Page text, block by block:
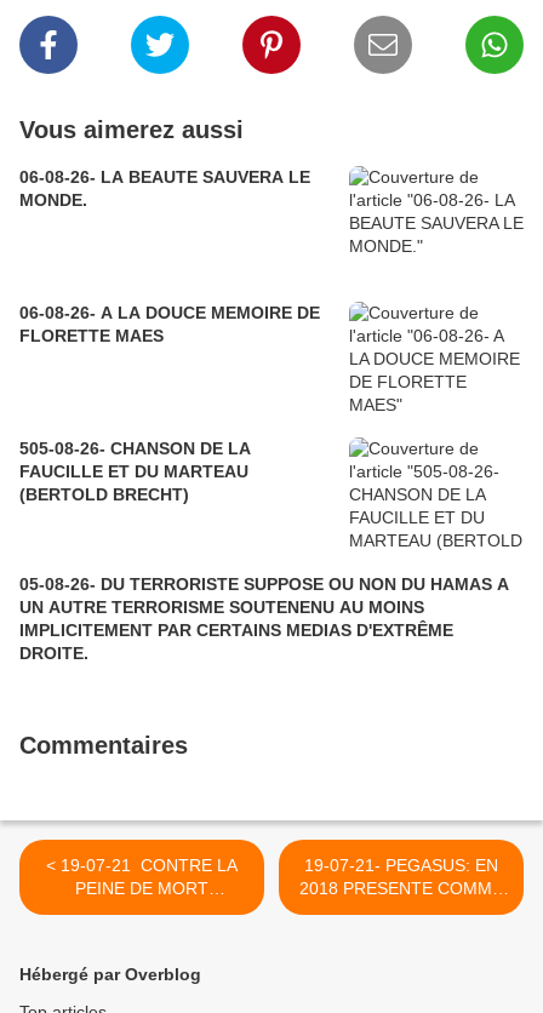
Vous aimerez aussi
06-08-26- LA BEAUTE SAUVERA LE
MONDE.
06-08-26- A LA DOUCE MEMOIRE DE
FLORETTE MAES
505-08-26- CHANSON DE LA
FAUCILLE ET DU MARTEAU
(BERTOLD BRECHT)
05-08-26- DU TERRORISTE SUPPOSE OU NON DU HAMAS A
UN AUTRE TERRORISME SOUTENENU AU MOINS
IMPLICITEMENT PAR CERTAINS MEDIAS D'EXTRÊME
DROITE.
Commentaires
< 19-07-21 CONTRE LA
PEINE DE MORT
(ALPHONSE DE
19-07-21- PEGASUS: EN
2018 PRESENTE COMME
UNE ESCROQUERIE
Hébergé par Overblog